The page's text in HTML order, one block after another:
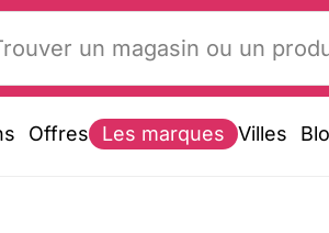
Offres Les marques Villes